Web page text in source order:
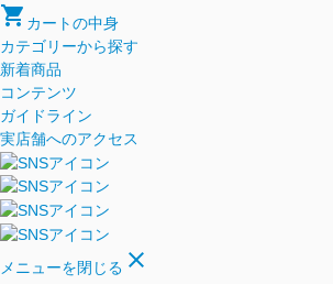
shopping_cart カートの中身
カテゴリーから探す
新着商品
コンテンツ
ガイドライン
実店舗へのアクセス
メニューを閉じる close